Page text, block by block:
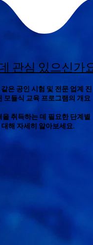
관심 있으신가
은 공인 시험 및 전문 업계 진
모듈식 교육 프로그램의 개요
취득하는 데 필요한 단계별
해 자세히 알아보세요.